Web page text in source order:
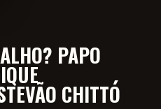
PAPO
CHITTÓ